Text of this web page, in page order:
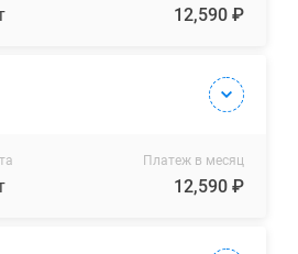
12,590 ₽
Платеж в месяц
12,590 ₽